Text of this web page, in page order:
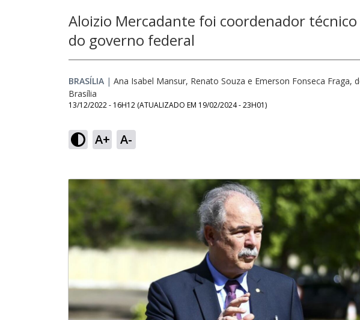
Aloizio Mercadante foi coordenador
do governo federal
BRASÍLIA | Ana Isabel Mansur, Renato Souza e Emerson Fonseca Fraga,
Brasília
13/12/2022 - 16H12 (ATUALIZADO EM 19/02/2024 - 23H01)
A+ A-